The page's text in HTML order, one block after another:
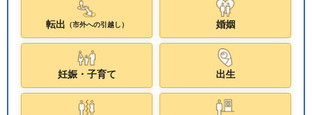
転出 （市外への引越し） 婚姻
妊娠・子育て 出生